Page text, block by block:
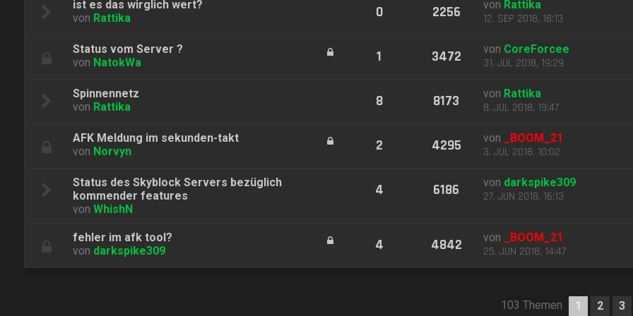
ist es das wirglich wert?
von Rattika 0 2256 von Rattika
12. SEP 2018, 18:13
Status vom Server ?
von NatokWa 1 3472 von CoreForcee
31. JUL 2018, 19:29
Spinnennetz
von Rattika 8 8173 von Rattika
8. JUL 2018, 19:47
AFK Meldung im sekunden-takt
von Norvyn 2 4295 von _BOOM_21
3. JUL 2018, 10:02
Status des Skyblock Servers bezüglich
kommender features
von WhishN
4 6186 von darkspike309
27. JUN 2018, 16:13
fehler im afk tool?
von darkspike309 4 4842 von _BOOM_21
25. JUN 2018, 14:47
103 Themen 1 2 3